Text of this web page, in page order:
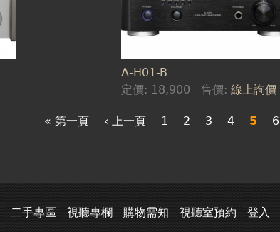
A-H01-B
定價: 18,900 售價: 線上詢價
« 第一頁 ‹ 上一頁 1 2 3 4 5 6
二手專區 視聽專欄 購物需知 視聽室預約 登入